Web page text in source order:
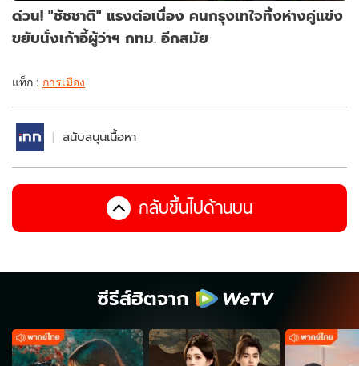
ด่วน! "ชัชชาติ" แรงต่อเนื่อง คนกรุงเทใจทิ้งห่างคู่แข่ง
ขยับนั่งเก้าอี้ผู้ว่าฯ กทม. อีกสมัย
แท็ก : การเมือง
สนับสนุนเนื้อหา
กลับขึ้นไปด้านบน
ซีรีส์ฮิตจาก